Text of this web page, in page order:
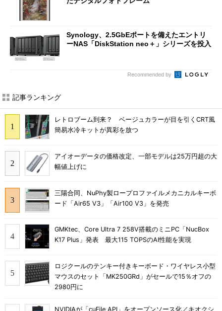
Synology、2.5GbEポートを備えたエントリ
ーNAS「DiskStation neo＋」シリーズを投入
Recommended by
記事ランキング
レトロブーム到来？ ベージュカラーが目を引くCRT風
簡易水冷キットが異彩を放つ
アイオーデータの価格改定、一部モデルは25万円超の大
幅値上げに
三陽合同、NuPhy製ロープロファイルメカニカルキーボ
ード「Air65 V3」「Air100 V3」を発売
GMKtec、Core Ultra 7 258V搭載のミニPC「NucBox
K17 Plus」発表 最大115 TOPSのAI性能を実現
ロジクールのテンキー付きキーボード・ワイヤレス小型
マウスのセット「MK250GRd」がセールで15％オフの
2980円に
NVIDIAが「cuFile API」をオープンソース化／キオクシ